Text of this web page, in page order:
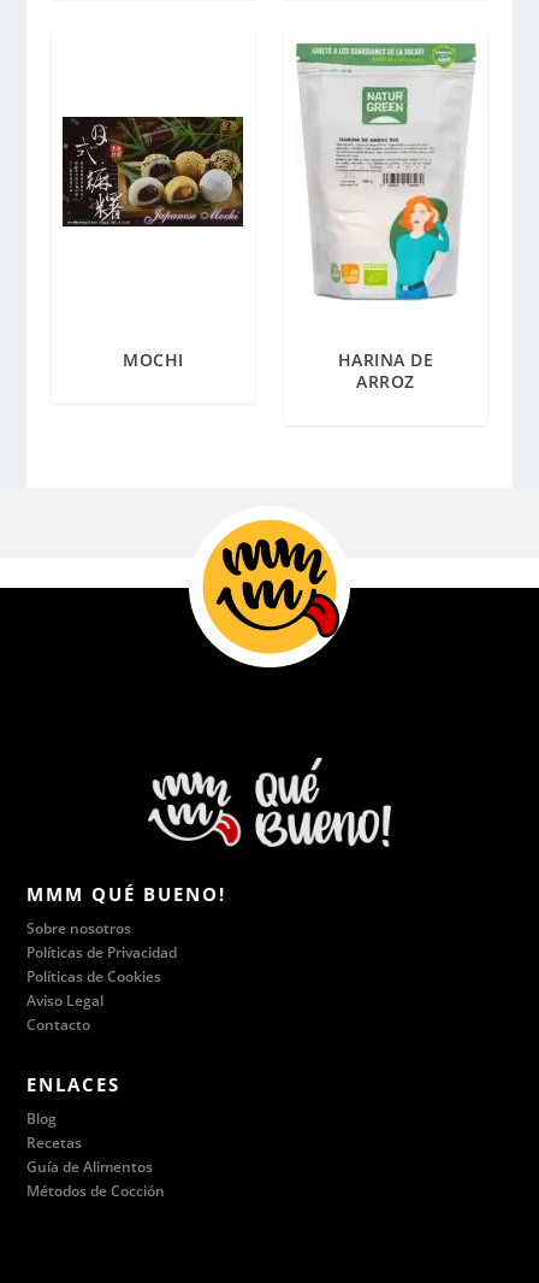
MOCHI
HARINA DE
ARROZ
MMM QUÉ BUENO!
Sobre nosotros
Políticas de Privacidad
Políticas de Cookies
Aviso Legal
Contacto
ENLACES
Blog
Recetas
Guía de Alimentos
Métodos de Cocción